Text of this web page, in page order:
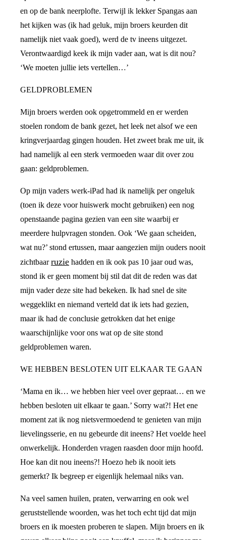
en op de bank neerplofte. Terwijl ik lekker Spangas aan
het kijken was (ik had geluk, mijn broers keurden dit
namelijk niet vaak goed), werd de tv ineens uitgezet.
Verontwaardigd keek ik mijn vader aan, wat is dit nou?
‘We moeten jullie iets vertellen…’
GELDPROBLEMEN
Mijn broers werden ook opgetrommeld en er werden
stoelen rondom de bank gezet, het leek net alsof we een
kringverjaardag gingen houden. Het zweet brak me uit, ik
had namelijk al een sterk vermoeden waar dit over zou
gaan: geldproblemen.
Op mijn vaders werk-iPad had ik namelijk per ongeluk
(toen ik deze voor huiswerk mocht gebruiken) een nog
openstaande pagina gezien van een site waarbij er
meerdere hulpvragen stonden. Ook ‘We gaan scheiden,
wat nu?’ stond ertussen, maar aangezien mijn ouders nooit
zichtbaarruzie hadden en ik ook pas 10 jaar oud was,
stond ik er geen moment bij stil dat dit de reden was dat
mijn vader deze site had bekeken. Ik had snel de site
weggeklikt en niemand verteld dat ik iets had gezien,
maar ik had de conclusie getrokken dat het enige
waarschijnlijke voor ons wat op de site stond
geldproblemen waren.
WE HEBBEN BESLOTEN UIT ELKAAR TE GAAN
‘Mama en ik… we hebben hier veel over gepraat… en we
hebben besloten uit elkaar te gaan.’ Sorry wat?! Het ene
moment zat ik nog nietsvermoedend te genieten van mijn
lievelingsserie, en nu gebeurde dit ineens? Het voelde heel
onwerkelijk. Honderden vragen raasden door mijn hoofd.
Hoe kan dit nou ineens?! Hoezo heb ik nooit iets
gemerkt? Ik begreep er eigenlijk helemaal niks van.
Na veel samen huilen, praten, verwarring en ook wel
geruststellende woorden, was het toch echt tijd dat mijn
broers en ik moesten proberen te slapen. Mijn broers en ik